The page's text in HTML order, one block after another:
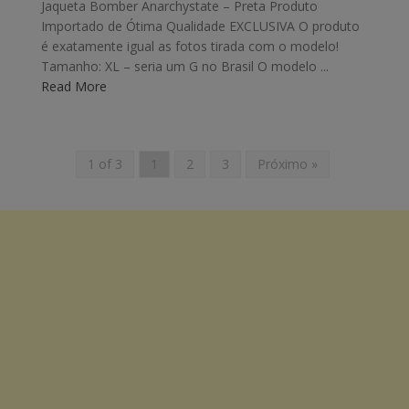
Jaqueta Bomber Anarchystate – Preta Produto
Importado de Ótima Qualidade EXCLUSIVA O produto
é exatamente igual as fotos tirada com o modelo!
Tamanho: XL – seria um G no Brasil O modelo ...
Read More
1 of 3 1 2 3 Próximo »